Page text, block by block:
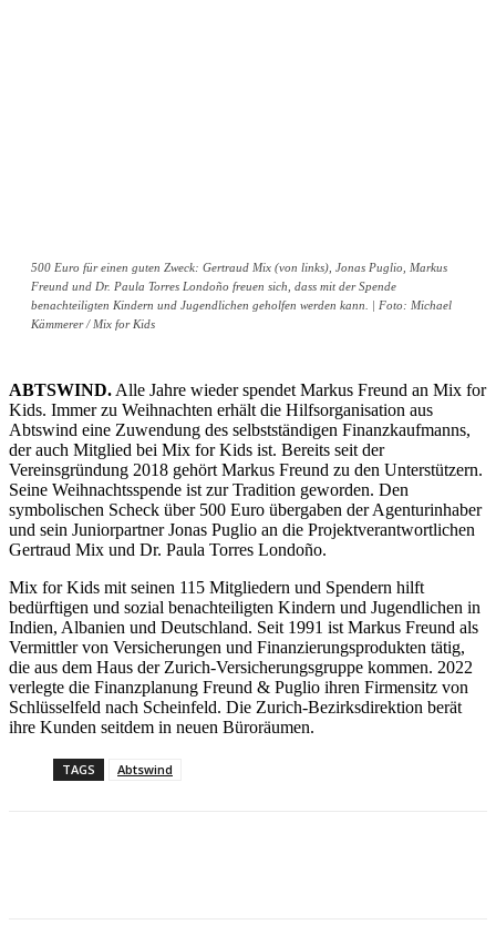
500 Euro für einen guten Zweck: Gertraud Mix (von links), Jonas Puglio, Markus
Freund und Dr. Paula Torres Londoño freuen sich, dass mit der Spende
benachteiligten Kindern und Jugendlichen geholfen werden kann. | Foto: Michael
Kämmerer / Mix for Kids
ABTSWIND. Alle Jahre wieder spendet Markus Freund an Mix for
Kids. Immer zu Weihnachten erhält die Hilfsorganisation aus
Abtswind eine Zuwendung des selbstständigen Finanzkaufmanns,
der auch Mitglied bei Mix for Kids ist. Bereits seit der
Vereinsgründung 2018 gehört Markus Freund zu den Unterstützern.
Seine Weihnachtsspende ist zur Tradition geworden. Den
symbolischen Scheck über 500 Euro übergaben der Agenturinhaber
und sein Juniorpartner Jonas Puglio an die Projektverantwortlichen
Gertraud Mix und Dr. Paula Torres Londoño.
Mix for Kids mit seinen 115 Mitgliedern und Spendern hilft
bedürftigen und sozial benachteiligten Kindern und Jugendlichen in
Indien, Albanien und Deutschland. Seit 1991 ist Markus Freund als
Vermittler von Versicherungen und Finanzierungsprodukten tätig,
die aus dem Haus der Zurich-Versicherungsgruppe kommen. 2022
verlegte die Finanzplanung Freund & Puglio ihren Firmensitz von
Schlüsselfeld nach Scheinfeld. Die Zurich-Bezirksdirektion berät
ihre Kunden seitdem in neuen Büroräumen.
TAGS Abtswind